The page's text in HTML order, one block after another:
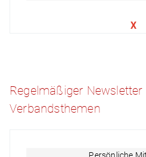
X
Regelmäßiger
Verbandsthemen